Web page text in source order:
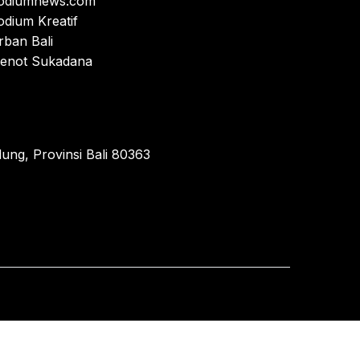
Kreatif
Bali
Sukadana
Provinsi Bali 80363